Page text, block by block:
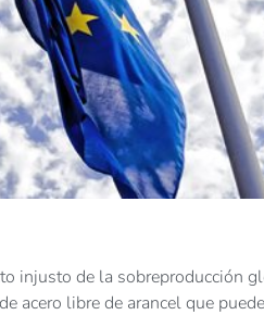
injusto de la sobreproducción
acero libre de arancel que